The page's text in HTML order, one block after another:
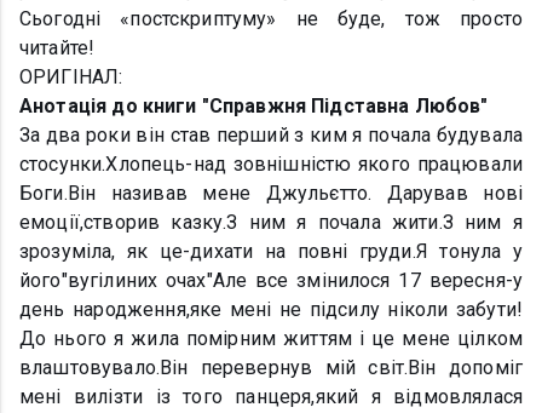
Сьогодні «постскриптуму» не буде, тож просто
читайте!
ОРИГІНАЛ:
Анотація до книги "Справжня Підставна Любов"
За два роки він став перший з ким я почала будувала
стосунки.Хлопець-над зовнішністю якого працювали
Боги.Він називав мене Джульєтто. Дарував нові
емоції,створив казку.З ним я почала жити.З ним я
зрозуміла, як це-дихати на повні груди.Я тонула у
його"вугілиних очах"Але все змінилося 17 вересня-у
день народження,яке мені не підсилу ніколи забути!
До нього я жила помірним життям і це мене цілком
влаштовувало.Він перевернув мій світ.Він допоміг
мені вилізти із того панцеря,який я відмовлялася